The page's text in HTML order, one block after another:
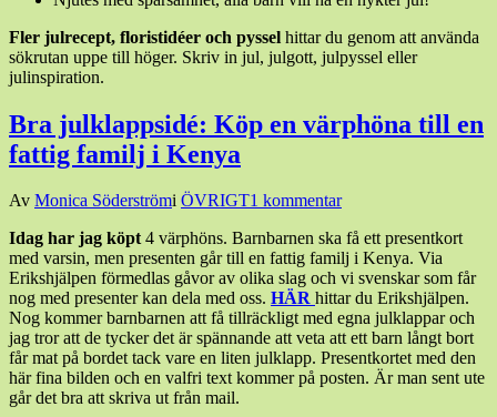
Fler julrecept, floristidéer och pyssel hittar du genom att använda
sökrutan uppe till höger. Skriv in jul, julgott, julpyssel eller
julinspiration.
Bra julklappsidé: Köp en värphöna till en
fattig familj i Kenya
Den
december,
2016
Av Monica Söderströmi ÖVRIGT1 kommentar
Idag har jag köpt4 värphöns. Barnbarnen ska få ett presentkort
med varsin, men presenten går till en fattig familj i Kenya. Via
Erikshjälpen förmedlas gåvor av olika slag och vi svenskar som får
nog med presenter kan dela med oss. HÄR hittar du Erikshjälpen.
Nog kommer barnbarnen att få tillräckligt med egna julklappar och
jag tror att de tycker det är spännande att veta att ett barn långt bort
får mat på bordet tack vare en liten julklapp. Presentkortet med den
här fina bilden och en valfri text kommer på posten. Är man sent ute
går det bra att skriva ut från mail.